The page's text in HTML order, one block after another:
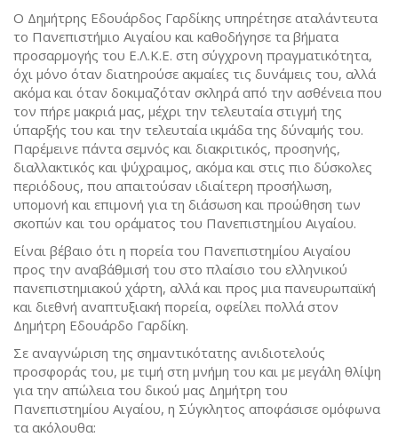
Ο Δημήτρης Εδουάρδος Γαρδίκης υπηρέτησε αταλάντευτα
το Πανεπιστήμιο Αιγαίου και καθοδήγησε τα βήματα
προσαρμογής του Ε.Λ.Κ.Ε. στη σύγχρονη πραγματικότητα,
όχι μόνο όταν διατηρούσε ακμαίες τις δυνάμεις του, αλλά
ακόμα και όταν δοκιμαζόταν σκληρά από την ασθένεια που
τον πήρε μακριά μας, μέχρι την τελευταία στιγμή της
ύπαρξής του και την τελευταία ικμάδα της δύναμής του.
Παρέμεινε πάντα σεμνός και διακριτικός, προσηνής,
διαλλακτικός και ψύχραιμος, ακόμα και στις πιο δύσκολες
περιόδους, που απαιτούσαν ιδιαίτερη προσήλωση,
υπομονή και επιμονή για τη διάσωση και προώθηση των
σκοπών και του οράματος του Πανεπιστημίου Αιγαίου.
Είναι βέβαιο ότι η πορεία του Πανεπιστημίου Αιγαίου
προς την αναβάθμισή του στο πλαίσιο του ελληνικού
πανεπιστημιακού χάρτη, αλλά και προς μια πανευρωπαϊκή
και διεθνή αναπτυξιακή πορεία, οφείλει πολλά στον
Δημήτρη Εδουάρδο Γαρδίκη.
Σε αναγνώριση της σημαντικότατης ανιδιοτελούς
προσφοράς του, με τιμή στη μνήμη του και με μεγάλη θλίψη
για την απώλεια του δικού μας Δημήτρη του
Πανεπιστημίου Αιγαίου, η Σύγκλητος αποφάσισε ομόφωνα
τα ακόλουθα: